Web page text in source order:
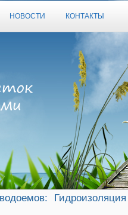
НОВОСТИ КОНТАКТЫ